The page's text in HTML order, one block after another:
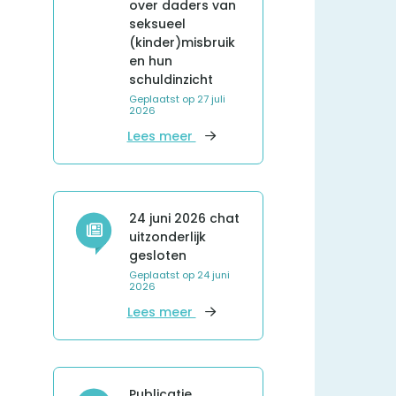
over daders van
seksueel
(kinder)misbruik
en hun
schuldinzicht
Geplaatst op 27 juli
2026
Lees meer over HLN in gesprek met
24 juni 2026 chat
uitzonderlijk
gesloten
Geplaatst op 24 juni
2026
Lees meer over 24 juni 2026 chat